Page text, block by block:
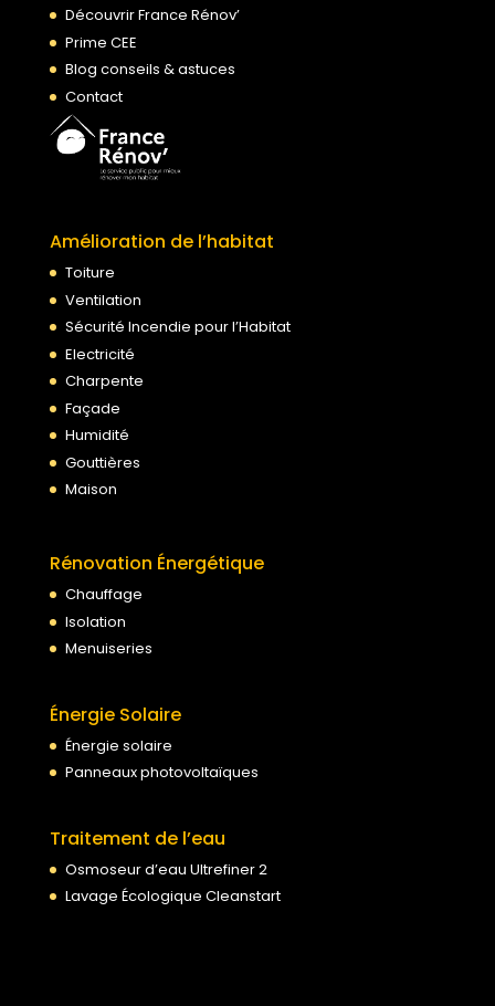
Découvrir France Rénov’
Prime CEE
Blog conseils & astuces
Contact
Amélioration de l’habitat
Toiture
Ventilation
Sécurité Incendie pour l’Habitat
Electricité
Charpente
Façade
Humidité
Gouttières
Maison
Rénovation Énergétique
Chauffage
Isolation
Menuiseries
Énergie Solaire
Énergie solaire
Panneaux photovoltaïques
Traitement de l’eau
Osmoseur d’eau Ultrefiner 2
Lavage Écologique Cleanstart